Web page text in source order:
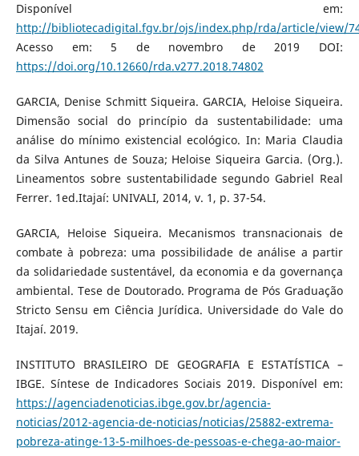
Disponível em:
http://bibliotecadigital.fgv.br/ojs/index.php/rda/article/view/
Acesso em: 5 de novembro de 2019 DOI:
https://doi.org/10.12660/rda.v277.2018.74802
GARCIA, Denise Schmitt Siqueira. GARCIA, Heloise Siqueira.
Dimensão social do princípio da sustentabilidade: uma
análise do mínimo existencial ecológico. In: Maria Claudia
da Silva Antunes de Souza; Heloise Siqueira Garcia. (Org.).
Lineamentos sobre sustentabilidade segundo Gabriel Real
Ferrer. 1ed.Itajaí: UNIVALI, 2014, v. 1, p. 37-54.
GARCIA, Heloise Siqueira. Mecanismos transnacionais de
combate à pobreza: uma possibilidade de análise a partir
da solidariedade sustentável, da economia e da governança
ambiental. Tese de Doutorado. Programa de Pós Graduação
Stricto Sensu em Ciência Jurídica. Universidade do Vale do
Itajaí. 2019.
INSTITUTO BRASILEIRO DE GEOGRAFIA E ESTATÍSTICA –
IBGE. Síntese de Indicadores Sociais 2019. Disponível em:
https://agenciadenoticias.ibge.gov.br/agencia-
noticias/2012-agencia-de-noticias/noticias/25882-extrema-
pobreza-atinge-13-5-milhoes-de-pessoas-e-chega-ao-maior-